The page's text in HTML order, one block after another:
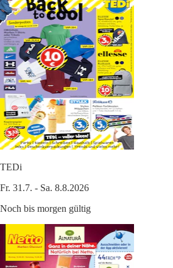
TEDi
Fr. 31.7. - Sa. 8.8.2026
Noch bis morgen gültig